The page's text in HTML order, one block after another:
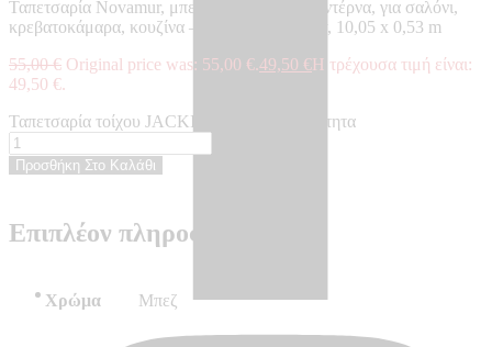
Ταπετσαρία Novamur, μπεζ, τεχνοτροπία, μοντέρνα, για σαλόνι,
κρεβατοκάμαρα, κουζίνα – Made in Germany, 10,05 x 0,53 m
55,00€ Original price was: 55,00 €.49,50 €Η τρέχουσα τιμή είναι:
49,50 €.
Ταπετσαρία τοίχου JACKIE - JA82370 ποσότητα
Προσθήκη Στο Καλάθι
Επιπλέον πληροφορίες
Χρώμα Μπεζ